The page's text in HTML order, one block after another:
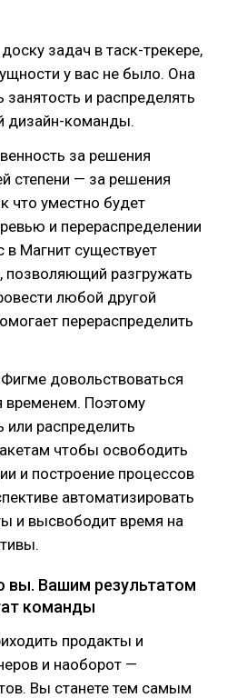
задач в таск-трекере,
у вас не было. Она
и распределять
дизайн-команды.
за решения
степени — за решения
что уместно будет
и перераспределении
в Магнит существует
позволяющий разгружать
любой другой
перераспределить
довольствоваться
временем. Поэтому
или распределить
чтобы освободить
и построение процессов
автоматизировать
и высвободит время на
вы. Вашим результатом
команды
продакты и
и наоборот —
Вы станете тем самым